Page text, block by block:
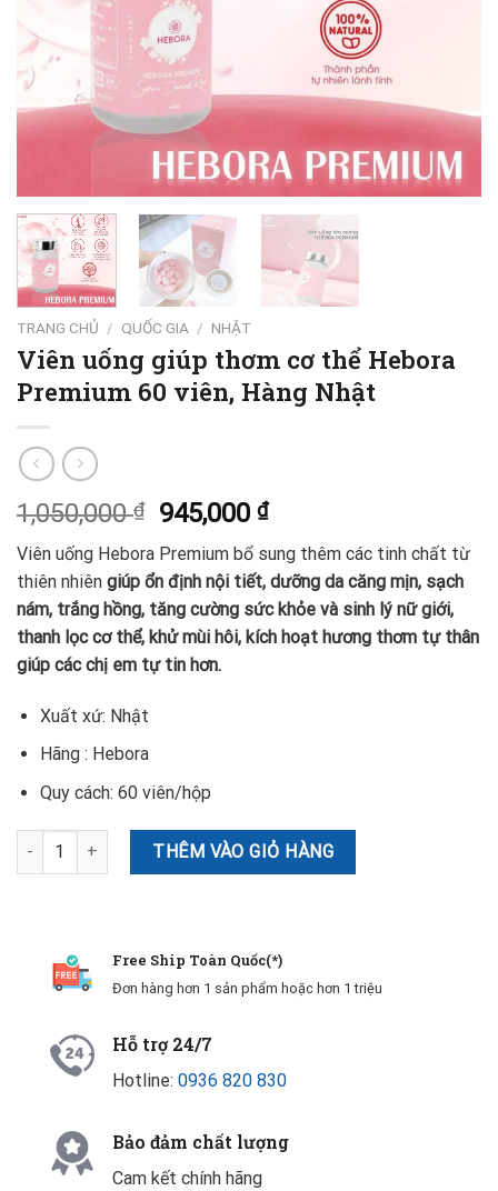
TRANG CHỦ / QUỐC GIA / NHẬT
Viên uống giúp thơm cơ thể Hebora
Premium 60 viên, Hàng Nhật
1,050,000₫ 945,000₫
Viên uống Hebora Premium bổ sung thêm các tinh chất từ
thiên nhiên giúp ổn định nội tiết, dưỡng da căng mịn, sạch
nám, trắng hồng, tăng cường sức khỏe và sinh lý nữ giới,
thanh lọc cơ thể, khử mùi hôi, kích hoạt hương thơm tự thân
giúp các chị em tự tin hơn.
Xuất xứ: Nhật
Hãng : Hebora
Quy cách: 60 viên/hộp
Viên uống giúp thơm cơ thể Hebora Premium 60 viên, Hàng Nhật
THÊM VÀO GIỎ HÀNG
Free Ship Toàn Quốc(*)
Đơn hàng hơn 1 sản phẩm hoặc hơn 1 triệu
Hỗ trợ 24/7
Hotline: 0936 820 830
Bảo đảm chất lượng
Cam kết chính hãng